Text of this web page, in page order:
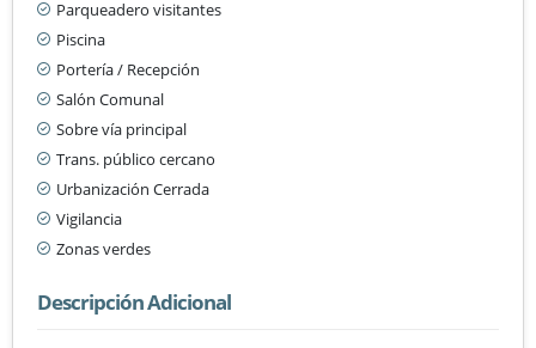
Parqueadero visitantes
Piscina
Portería / Recepción
Salón Comunal
Sobre vía principal
Trans. público cercano
Urbanización Cerrada
Vigilancia
Zonas verdes
Descripción Adicional